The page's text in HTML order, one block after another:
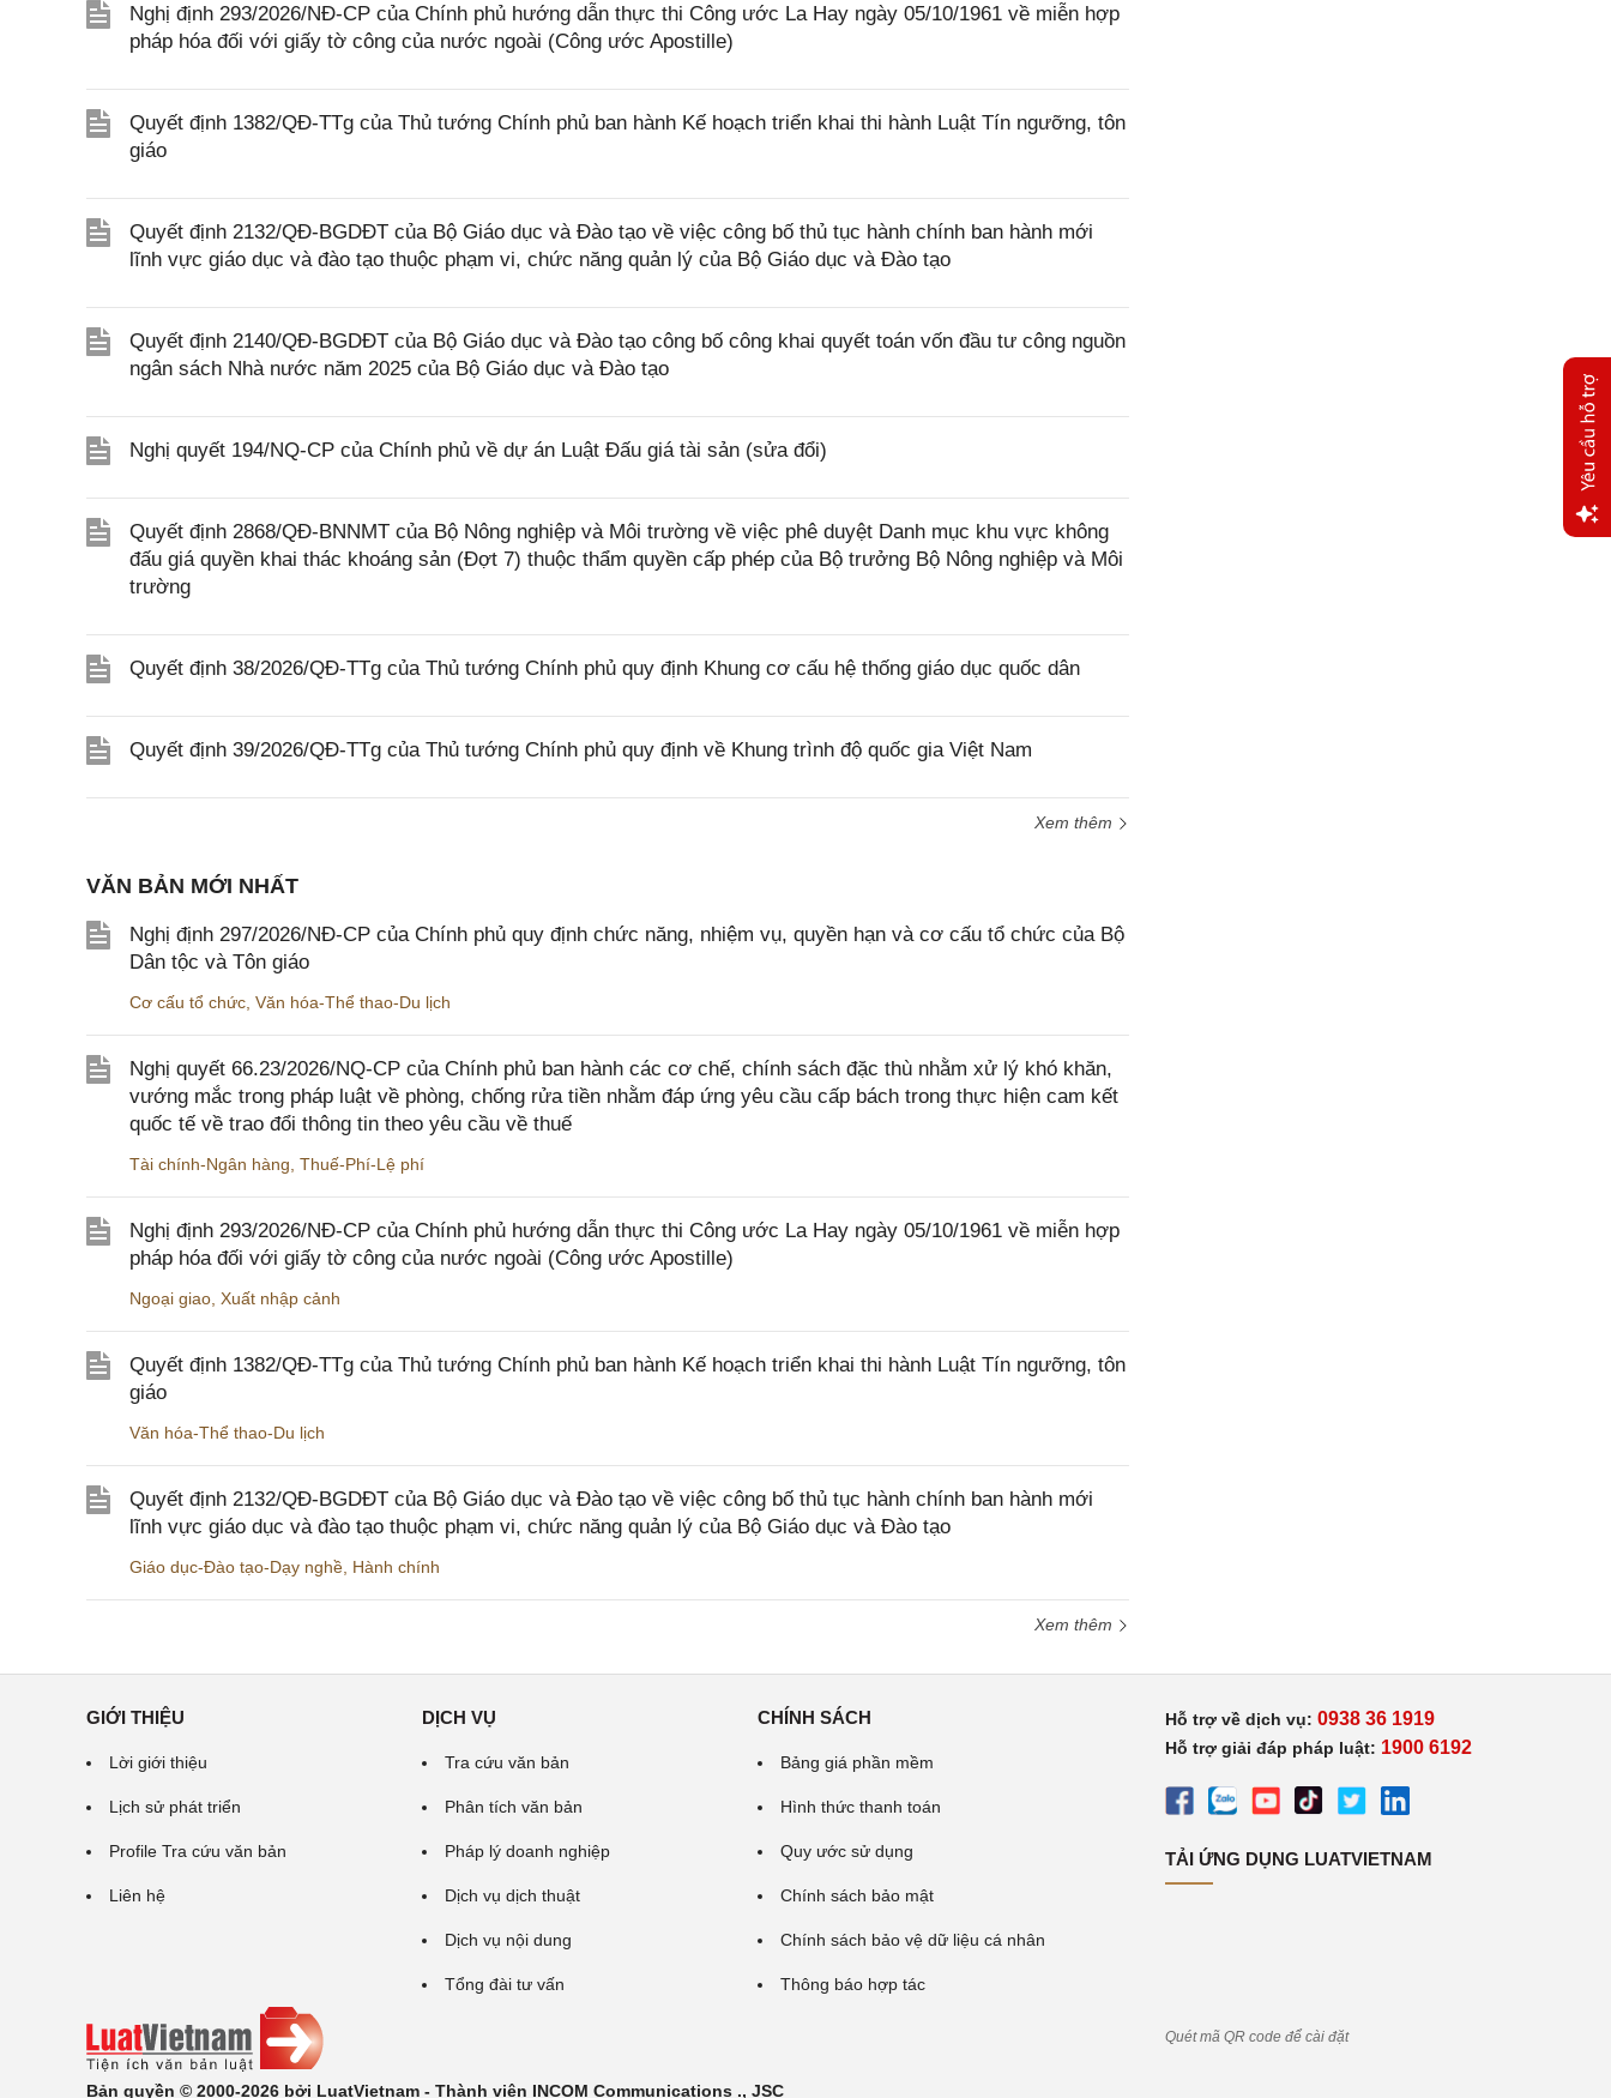
Nghị định 293/2026/NĐ-CP của Chính phủ hướng dẫn thực thi Công ước La Hay ngày 05/10/1961 về miễn hợp
pháp hóa đối với giấy tờ công của nước ngoài (Công ước Apostille)
Quyết định 1382/QĐ-TTg của Thủ tướng Chính phủ ban hành Kế hoạch triển khai thi hành Luật Tín ngưỡng, tôn
giáo
Quyết định 2132/QĐ-BGDĐT của Bộ Giáo dục và Đào tạo về việc công bố thủ tục hành chính ban hành mới
lĩnh vực giáo dục và đào tạo thuộc phạm vi, chức năng quản lý của Bộ Giáo dục và Đào tạo
Quyết định 2140/QĐ-BGDĐT của Bộ Giáo dục và Đào tạo công bố công khai quyết toán vốn đầu tư công nguồn
ngân sách Nhà nước năm 2025 của Bộ Giáo dục và Đào tạo
Nghị quyết 194/NQ-CP của Chính phủ về dự án Luật Đấu giá tài sản (sửa đổi)
Quyết định 2868/QĐ-BNNMT của Bộ Nông nghiệp và Môi trường về việc phê duyệt Danh mục khu vực không
đấu giá quyền khai thác khoáng sản (Đợt 7) thuộc thẩm quyền cấp phép của Bộ trưởng Bộ Nông nghiệp và Môi
trường
Quyết định 38/2026/QĐ-TTg của Thủ tướng Chính phủ quy định Khung cơ cấu hệ thống giáo dục quốc dân
Quyết định 39/2026/QĐ-TTg của Thủ tướng Chính phủ quy định về Khung trình độ quốc gia Việt Nam
Xem thêm
VĂN BẢN MỚI NHẤT
Nghị định 297/2026/NĐ-CP của Chính phủ quy định chức năng, nhiệm vụ, quyền hạn và cơ cấu tổ chức của Bộ
Dân tộc và Tôn giáo
Cơ cấu tổ chức Văn hóa-Thể thao-Du lịch
Nghị quyết 66.23/2026/NQ-CP của Chính phủ ban hành các cơ chế, chính sách đặc thù nhằm xử lý khó khăn,
vướng mắc trong pháp luật về phòng, chống rửa tiền nhằm đáp ứng yêu cầu cấp bách trong thực hiện cam kết
quốc tế về trao đổi thông tin theo yêu cầu về thuế
Tài chính-Ngân hàng Thuế-Phí-Lệ phí
Nghị định 293/2026/NĐ-CP của Chính phủ hướng dẫn thực thi Công ước La Hay ngày 05/10/1961 về miễn hợp
pháp hóa đối với giấy tờ công của nước ngoài (Công ước Apostille)
Ngoại giao Xuất nhập cảnh
Quyết định 1382/QĐ-TTg của Thủ tướng Chính phủ ban hành Kế hoạch triển khai thi hành Luật Tín ngưỡng, tôn
giáo
Văn hóa-Thể thao-Du lịch
Quyết định 2132/QĐ-BGDĐT của Bộ Giáo dục và Đào tạo về việc công bố thủ tục hành chính ban hành mới
lĩnh vực giáo dục và đào tạo thuộc phạm vi, chức năng quản lý của Bộ Giáo dục và Đào tạo
Giáo dục-Đào tạo-Dạy nghề Hành chính
Xem thêm
GIỚI THIỆU
Lời giới thiệu
Lịch sử phát triển
Profile Tra cứu văn bản
Liên hệ
DỊCH VỤ
Tra cứu văn bản
Phân tích văn bản
Pháp lý doanh nghiệp
Dịch vụ dịch thuật
Dịch vụ nội dung
Tổng đài tư vấn
CHÍNH SÁCH
Bảng giá phần mềm
Hình thức thanh toán
Quy ước sử dụng
Chính sách bảo mật
Chính sách bảo vệ dữ liệu cá nhân
Thông báo hợp tác
Bản quyền © 2000-2026 bởi LuatVietnam - Thành viên INCOM Communications ., JSC
Hỗ trợ về dịch vụ: 0938 36 1919
Hỗ trợ giải đáp pháp luật: 1900 6192
TẢI ỨNG DỤNG LUATVIETNAM
Quét mã QR code để cài đặt